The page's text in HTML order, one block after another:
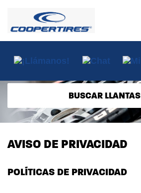
BUSCAR LLANTAS
AVISO DE PRIVACIDAD
POLÍTICAS DE PRIVACIDAD